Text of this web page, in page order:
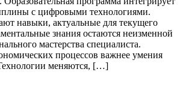
с цифровыми технологиями.
навыки, актуальные для текущего
знания остаются неизменной
мастерства специалиста.
процессов важнее умения
меняются, […]